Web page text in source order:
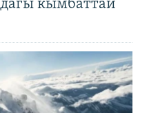
кымбаттай